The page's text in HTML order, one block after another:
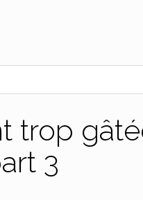
trop
3